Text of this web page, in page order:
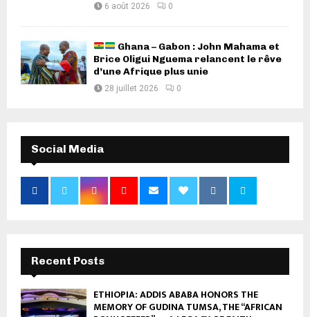
6 août 2026 0
Ghana – Gabon : John Mahama et
Brice Oligui Nguema relancent le rêve
d’une Afrique plus unie
28 juillet 2026 0
Social Media
Recent Posts
ETHIOPIA: ADDIS ABABA HONORS THE
MEMORY OF GUDINA TUMSA, THE “AFRICAN